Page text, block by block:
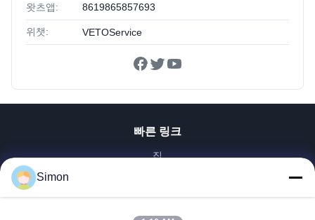
왓츠앱: 8619865857693
위챗: VETOService
빠른 링크
집
비디오
우리 에 관한 것
Simon